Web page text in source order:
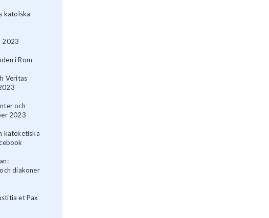
katolska
2023
i Rom
Veritas
och
2023
kateketiska
diakoner
et Pax